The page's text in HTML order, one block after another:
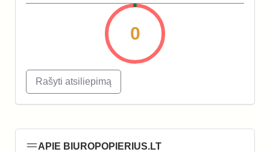
0
Rašyti atsiliepimą
APIE BIUROPOPIERIUS.LT